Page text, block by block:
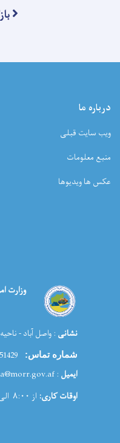
درباره ما
ویب سایت قبلی
منبع معلومات
عکس ها ویدیوها
وزارت
نشانی : واصل آباد -
شماره تماس:
ایمیل : media@morr.gov.af
اوقات کاری: از ۸:۰۰ الی ۳:۴۵بعد از ظهر